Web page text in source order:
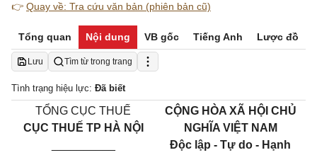
👉 Quay về: Tra cứu văn bản (phiên bản cũ)
Tổng quan Nội dung VB gốc Tiếng Anh Lược đồ
Lưu Tìm từ trong trang
Tình trạng hiệu lực: Đã biết
TỔNG CỤC THUẾ
CỤC THUẾ TP HÀ NỘI
CỘNG HÒA XÃ HỘI CHỦ
NGHĨA VIỆT NAM
Độc lập - Tự do - Hạnh